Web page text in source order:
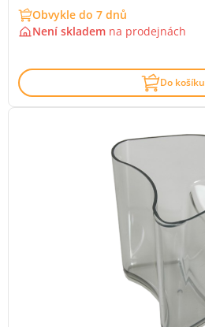
Obvykle do 7 dnů
Není skladem na prodejnách
Do košíku